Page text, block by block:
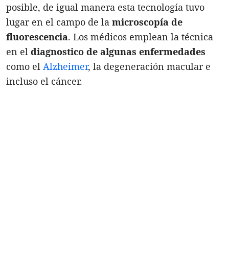
posible, de igual manera esta tecnología tuvo
lugar en el campo de la microscopía de
fluorescencia. Los médicos emplean la técnica
en el diagnostico de algunas enfermedades
como el Alzheimer, la degeneración macular e
incluso el cáncer.